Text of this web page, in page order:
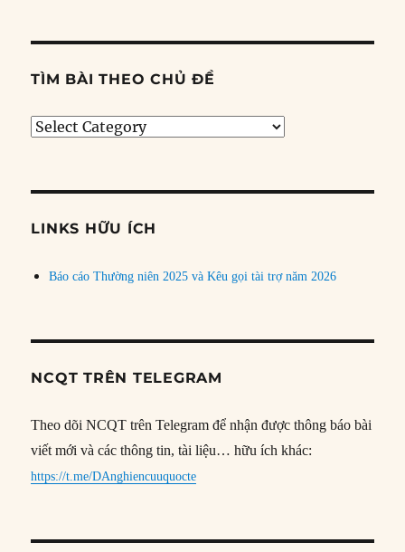
TÌM BÀI THEO CHỦ ĐỀ
Tìm
đề
LINKS HỮU ÍCH
Báo cáo Thường niên 2025 và Kêu gọi tài trợ năm 2026
NCQT TRÊN TELEGRAM
Theo dõi NCQT trên Telegram để nhận được thông báo bài
viết mới và các thông tin, tài liệu… hữu ích khác:
https://t.me/DAnghiencuuquocte